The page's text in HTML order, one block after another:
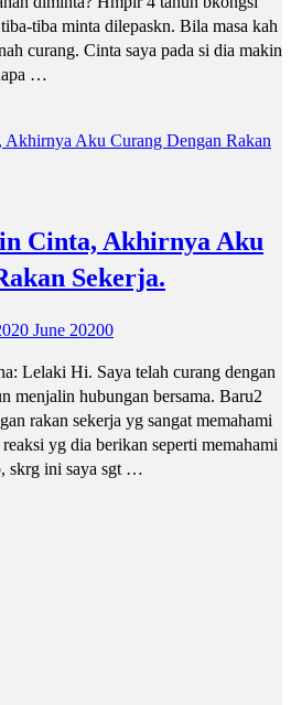
tiba minta dilepaskn. Bila masa kah
curang. Cinta saya pada si dia makin
…
Cinta, Akhirnya Aku
Sekerja.
20 June 20200
Lelaki Hi. Saya telah curang dengan
menjalin hubungan bersama. Baru2
rakan sekerja yg sangat memahami
yg dia berikan seperti memahami
skrg ini saya sgt …